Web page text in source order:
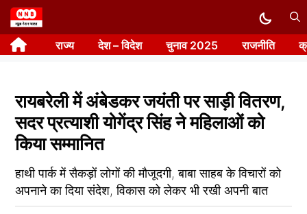
Skip
to
content राज्य देश – विदेश चुनाव 2025 राजनीति
रायबरेली में अंबेडकर जयंती पर साड़ी वितरण,
सदर प्रत्याशी योगेंद्र सिंह ने महिलाओं को
किया सम्मानित
हाथी पार्क में सैकड़ों लोगों की मौजूदगी, बाबा साहब के विचारों को
अपनाने का दिया संदेश, विकास को लेकर भी रखी अपनी बात